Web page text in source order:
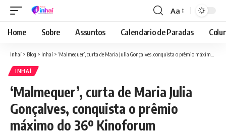
Font
Resizer
Aa
Home Sobre Assuntos Calendario de Paradas
Inhaí > Blog > Inhaí > ‘Malmequer’, curta de Maria Julia Gonçalves, conquista o prêmio máximo do 36º Kinoforum
INHAÍ
‘Malmequer’, curta de Maria Julia
Gonçalves, conquista o prêmio
máximo do 36º Kinoforum